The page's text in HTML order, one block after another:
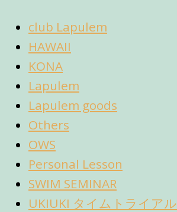
club Lapulem
HAWAII
KONA
Lapulem
Lapulem goods
Others
OWS
Personal Lesson
SWIM SEMINAR
UKIUKI タイムトライアル